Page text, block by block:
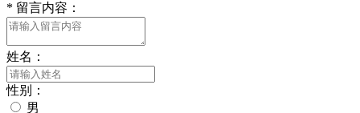
* 留言内容：
姓名：
性别：
男